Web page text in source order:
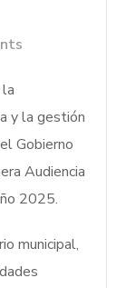
y la gestión
Gobierno
Audiencia
2025.
municipal,